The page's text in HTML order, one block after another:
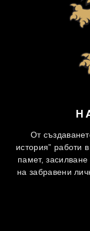
От
история” работи
памет,
на забравени